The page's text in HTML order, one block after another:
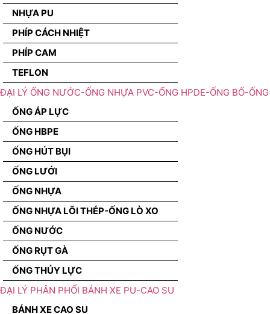
NHỰA PU
PHÍP CÁCH NHIỆT
PHÍP CAM
TEFLON
ĐẠI LÝ ỐNG NƯỚC-ỐNG NHỰA PVC-ỐNG HPDE-ỐNG BỐ-
ỐNG ÁP LỰC
ỐNG HBPE
ỐNG HÚT BỤI
ỐNG LƯỚI
ỐNG NHỰA
ỐNG NHỰA LÕI THÉP-ỐNG LÒ XO
ỐNG NƯỚC
ỐNG RỤT GÀ
ỐNG THỦY LỰC
ĐẠI LÝ PHÂN PHỐI BÁNH XE PU-CAO SU
BÁNH XE CAO SU